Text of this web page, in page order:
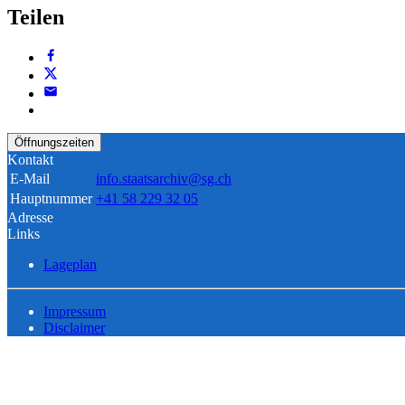
Teilen
Öffnungszeiten
Kontakt
E-Mail
info.staatsarchiv@sg.ch
Hauptnummer +41 58 229 32 05
Adresse
Links
Lageplan
Impressum
Disclaimer